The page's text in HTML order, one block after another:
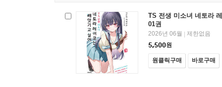
TS 전생 미소녀 네토라
01권
2026년 06월 | 제한없음
5,500원
원클릭구매 바로구매